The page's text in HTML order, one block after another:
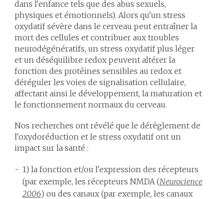
dans l'enfance tels que des abus sexuels,
physiques et émotionnels). Alors qu'un stress
oxydatif sévère dans le cerveau peut entraîner la
mort des cellules et contribuer aux troubles
neurodégénératifs, un stress oxydatif plus léger
et un déséquilibre redox peuvent altérer la
fonction des protéines sensibles au redox et
déréguler les voies de signalisation cellulaire,
affectant ainsi le développement, la maturation et
le fonctionnement normaux du cerveau.
Nos recherches ont révélé que le dérèglement de
l'oxydoréduction et le stress oxydatif ont un
impact sur la santé :
1) la fonction et/ou l'expression des récepteurs
(par exemple, les récepteurs NMDA (Neurocience
2006) ou des canaux (par exemple, les canaux